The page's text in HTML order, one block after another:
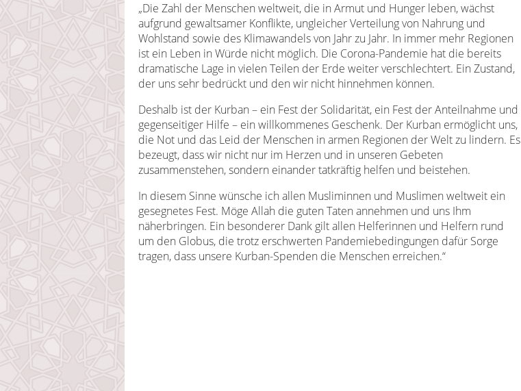
„Die Zahl der Menschen weltweit, die in Armut und Hunger leben, wächst
aufgrund gewaltsamer Konflikte, ungleicher Verteilung von Nahrung und
Wohlstand sowie des Klimawandels von Jahr zu Jahr. In immer mehr Regionen
ist ein Leben in Würde nicht möglich. Die Corona-Pandemie hat die bereits
dramatische Lage in vielen Teilen der Erde weiter verschlechtert. Ein Zustand,
der uns sehr bedrückt und den wir nicht hinnehmen können.
Deshalb ist der Kurban – ein Fest der Solidarität, ein Fest der Anteilnahme und
gegenseitiger Hilfe – ein willkommenes Geschenk. Der Kurban ermöglicht uns,
die Not und das Leid der Menschen in armen Regionen der Welt zu lindern. Es
bezeugt, dass wir nicht nur im Herzen und in unseren Gebeten
zusammenstehen, sondern einander tatkräftig helfen und beistehen.
In diesem Sinne wünsche ich allen Musliminnen und Muslimen weltweit ein
gesegnetes Fest. Möge Allah die guten Taten annehmen und uns Ihm
näherbringen. Ein besonderer Dank gilt allen Helferinnen und Helfern rund
um den Globus, die trotz erschwerten Pandemiebedingungen dafür Sorge
tragen, dass unsere Kurban-Spenden die Menschen erreichen.“